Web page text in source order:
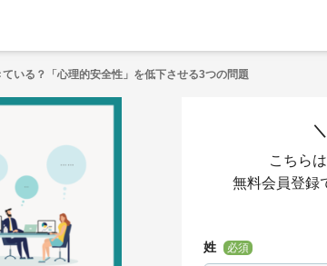
いる？「心理的安全性」を低下させる3つの問題
こちらは
無料会員登録
姓 必須